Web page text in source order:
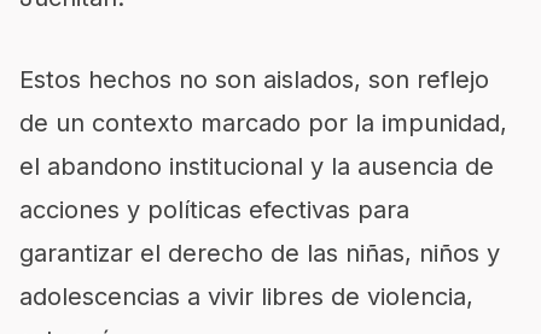
Estos hechos no son aislados, son reflejo
de un contexto marcado por la impunidad,
el abandono institucional y la ausencia de
acciones y políticas efectivas para
garantizar el derecho de las niñas, niños y
adolescencias a vivir libres de violencia,